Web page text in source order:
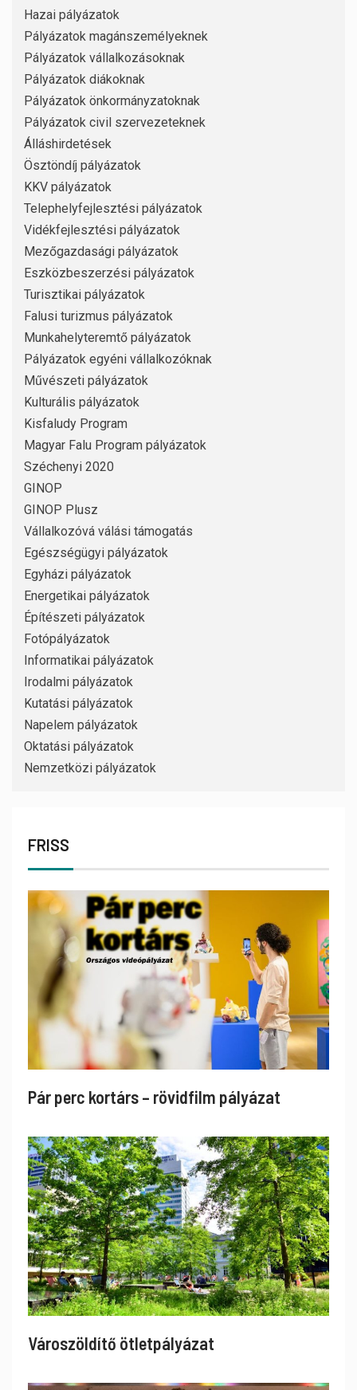
Hazai pályázatok
Pályázatok magánszemélyeknek
Pályázatok vállalkozásoknak
Pályázatok diákoknak
Pályázatok önkormányzatoknak
Pályázatok civil szervezeteknek
Álláshirdetések
Ösztöndíj pályázatok
KKV pályázatok
Telephelyfejlesztési pályázatok
Vidékfejlesztési pályázatok
Mezőgazdasági pályázatok
Eszközbeszerzési pályázatok
Turisztikai pályázatok
Falusi turizmus pályázatok
Munkahelyteremtő pályázatok
Pályázatok egyéni vállalkozóknak
Művészeti pályázatok
Kulturális pályázatok
Kisfaludy Program
Magyar Falu Program pályázatok
Széchenyi 2020
GINOP
GINOP Plusz
Vállalkozóvá válási támogatás
Egészségügyi pályázatok
Egyházi pályázatok
Energetikai pályázatok
Építészeti pályázatok
Fotópályázatok
Informatikai pályázatok
Irodalmi pályázatok
Kutatási pályázatok
Napelem pályázatok
Oktatási pályázatok
Nemzetközi pályázatok
FRISS
Pár perc kortárs – rövidfilm pályázat
Városzöldítő ötletpályázat